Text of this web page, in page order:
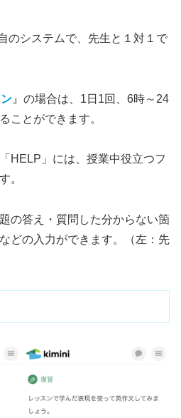
のシステムで、先生と１対１で
』の場合は、1日1回、6時～24
ことができます。
HELP」には、授業中役立つフ
。
の答え・質問した分からない箇
どの入力ができます。（左：先